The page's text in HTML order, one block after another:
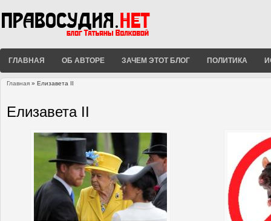
ГЛАВНАЯ ОБ АВТОРЕ ЗАЧЕМ ЭТОТ БЛОГ ПОЛИТИКА
Главная » Елизавета II
Елизавета II